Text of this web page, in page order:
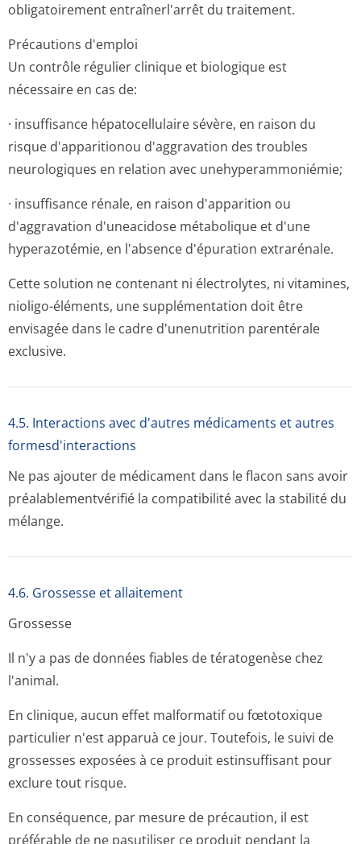
obligatoirement entraînerl'arrêt du traitement.
Précautions d'emploi
Un contrôle régulier clinique et biologique est
nécessaire en cas de:
· insuffisance hépatocellulaire sévère, en raison du
risque d'apparitionou d'aggravation des troubles
neurologiques en relation avec unehyperammoniémie;
· insuffisance rénale, en raison d'apparition ou
d'aggravation d'uneacidose métabolique et d'une
hyperazotémie, en l'absence d'épuration extrarénale.
Cette solution ne contenant ni électrolytes, ni vitamines,
nioligo-éléments, une supplémentation doit être
envisagée dans le cadre d'unenutrition parentérale
exclusive.
4.5. Interactions avec d'autres médicaments et autres
formesd'interactions
Ne pas ajouter de médicament dans le flacon sans avoir
préalablementvé­rifié la compatibilité avec la stabilité du
mélange.
4.6. Grossesse et allaitement
Grossesse
Il n'y a pas de données fiables de tératogenèse chez
l'animal.
En clinique, aucun effet malformatif ou fœtotoxique
particulier n'est apparuà ce jour. Toutefois, le suivi de
grossesses exposées à ce produit estinsuffisant pour
exclure tout risque.
En conséquence, par mesure de précaution, il est
préférable de ne pasutiliser ce produit pendant la